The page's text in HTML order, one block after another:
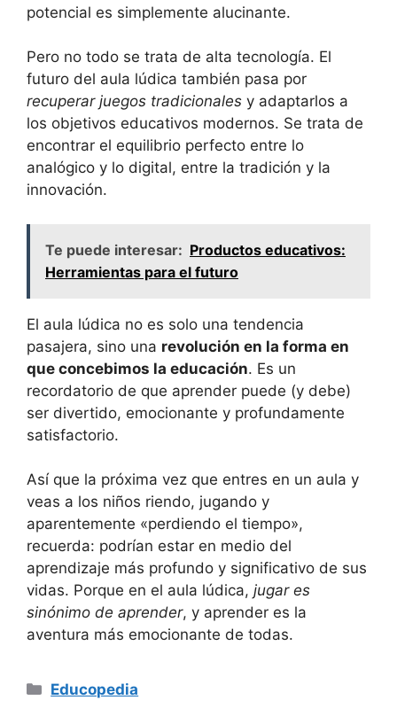
potencial es simplemente alucinante.
Pero no todo se trata de alta tecnología. El
futuro del aula lúdica también pasa por
recuperar juegos tradicionales y adaptarlos a
los objetivos educativos modernos. Se trata de
encontrar el equilibrio perfecto entre lo
analógico y lo digital, entre la tradición y la
innovación.
Te puede interesar: Productos educativos:
Herramientas para el futuro
El aula lúdica no es solo una tendencia
pasajera, sino una revolución en la forma en
que concebimos la educación. Es un
recordatorio de que aprender puede (y debe)
ser divertido, emocionante y profundamente
satisfactorio.
Así que la próxima vez que entres en un aula y
veas a los niños riendo, jugando y
aparentemente «perdiendo el tiempo»,
recuerda: podrían estar en medio del
aprendizaje más profundo y significativo de sus
vidas. Porque en el aula lúdica, jugar es
sinónimo de aprender, y aprender es la
aventura más emocionante de todas.
Categorías
Educopedia